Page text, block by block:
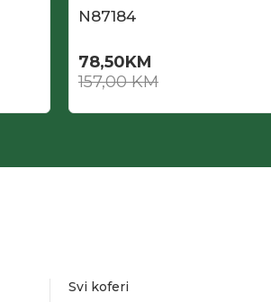
N87184
78,50KM
157,00KM
Svi koferi